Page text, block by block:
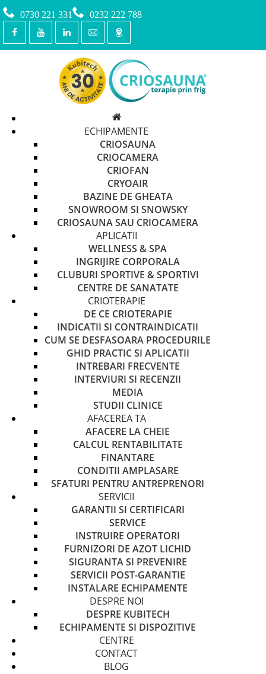
0730 221 331 0232 222 788
ECHIPAMENTE
CRIOSAUNA
CRIOCAMERA
CRIOFAN
CRYOAIR
BAZINE DE GHEATA
SNOWROOM SI SNOWSKY
CRIOSAUNA SAU CRIOCAMERA
APLICATII
WELLNESS & SPA
INGRIJIRE CORPORALA
CLUBURI SPORTIVE & SPORTIVI
CENTRE DE SANATATE
CRIOTERAPIE
DE CE CRIOTERAPIE
INDICATII SI CONTRAINDICATII
CUM SE DESFASOARA PROCEDURILE
GHID PRACTIC SI APLICATII
INTREBARI FRECVENTE
INTERVIURI SI RECENZII
MEDIA
STUDII CLINICE
AFACEREA TA
AFACERE LA CHEIE
CALCUL RENTABILITATE
FINANTARE
CONDITII AMPLASARE
SFATURI PENTRU ANTREPRENORI
SERVICII
GARANTII SI CERTIFICARI
SERVICE
INSTRUIRE OPERATORI
FURNIZORI DE AZOT LICHID
SIGURANTA SI PREVENIRE
SERVICII POST-GARANTIE
INSTALARE ECHIPAMENTE
DESPRE NOI
DESPRE KUBITECH
ECHIPAMENTE SI DISPOZITIVE
CENTRE
CONTACT
BLOG